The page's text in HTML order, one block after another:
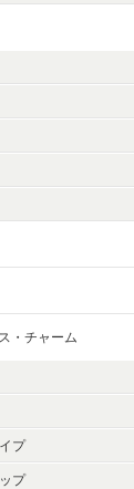
・チャーム
プ
プ